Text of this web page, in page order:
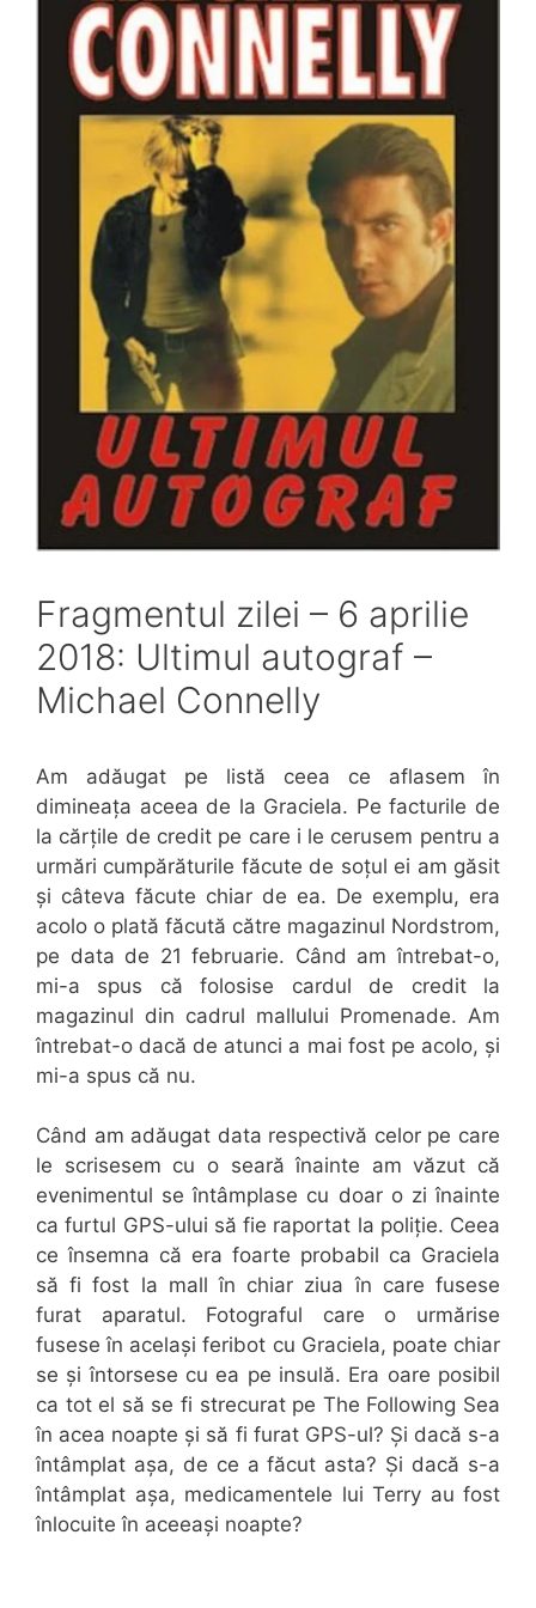
Fragmentul zilei – 6 aprilie
2018: Ultimul autograf –
Michael Connelly
Am adăugat pe listă ceea ce aflasem în
dimineața aceea de la Graciela. Pe facturile de
la cărțile de credit pe care i le cerusem pentru a
urmări cumpărăturile făcute de soțul ei am găsit
și câteva făcute chiar de ea. De exemplu, era
acolo o plată făcută către magazinul Nordstrom,
pe data de 21 februarie. Când am întrebat-o,
mi-a spus că folosise cardul de credit la
magazinul din cadrul mallului Promenade. Am
întrebat-o dacă de atunci a mai fost pe acolo, și
mi-a spus că nu.
Când am adăugat data respectivă celor pe care
le scrisesem cu o seară înainte am văzut că
evenimentul se întâmplase cu doar o zi înainte
ca furtul GPS-ului să fie raportat la poliție. Ceea
ce însemna că era foarte probabil ca Graciela
să fi fost la mall în chiar ziua în care fusese
furat aparatul. Fotograful care o urmărise
fusese în același feribot cu Graciela, poate chiar
se și întorsese cu ea pe insulă. Era oare posibil
ca tot el să se fi strecurat pe The Following Sea
în acea noapte și să fi furat GPS-ul? Și dacă s-a
întâmplat așa, de ce a făcut asta? Și dacă s-a
întâmplat așa, medicamentele lui Terry au fost
înlocuite în aceeași noapte?